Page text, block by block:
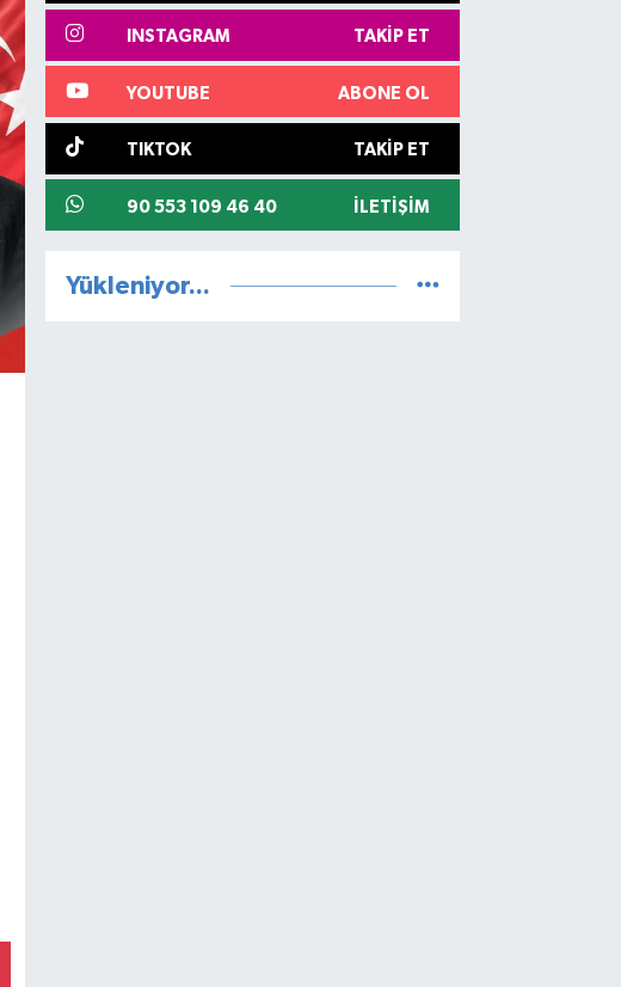
INSTAGRAM TAKIP ET
YOUTUBE ABONE OL
TIKTOK TAKIP ET
90 553 109 46 40 İLETIŞIM
Yükleniyor...